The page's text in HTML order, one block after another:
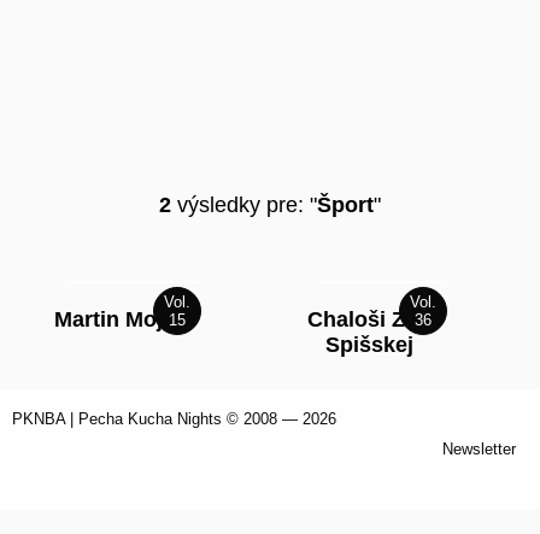
2 výsledky pre: "Šport"
Martin Mojžiš
Chaloši Zos
Spišskej
PKNBA| Pecha Kucha Nights © 2008 — 2026
Newsletter